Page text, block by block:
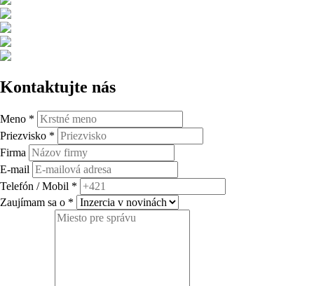
Kontaktujte nás
Meno *
Priezvisko *
Firma
E-mail
Telefón / Mobil *
Zaujímam sa o *